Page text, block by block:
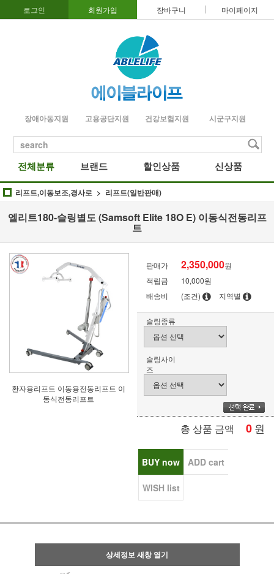
로그인 회원가입 장바구니 마이페이지
장애아동지원 고용공단지원 건강보험지원 시군구지원
search
전체분류 브랜드 할인상품 신상품
리프트,이동보조,경사로 리프트(일반판매)
엘리트180-슬링별도 (Samsoft Elite 18O E) 이동식전동리프
트
환자용리프트 이동용전동리프트 이
동식전동리프트
판매가 2,350,000원
적립금
10,000원
배송비
(조건) 지역별
슬링종류
슬링사이
즈
총 상품 금액 0 원
BUY now ADD cart
WISH list
상세정보 새창 열기